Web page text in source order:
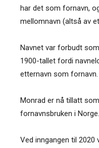
har det som fornavn,
mellomnavn (altså av
Navnet var forbudt
1900-tallet fordi
etternavn som fornavn.
Monrad er nå tillatt
fornavnsbruken i Norge.
Ved inngangen til